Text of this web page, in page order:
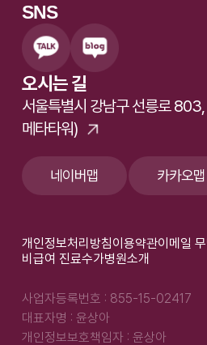
SNS
오시는 길
서울특별시 강남구 선릉로
메타타워)
네이버맵 카카오맵
개인정보처리방침이용약관이메일
비급여 진료수가병원소개
사업자등록번호 : 855-15-02417
대표자명 : 윤상아
개인정보보호책임자 : 윤상아